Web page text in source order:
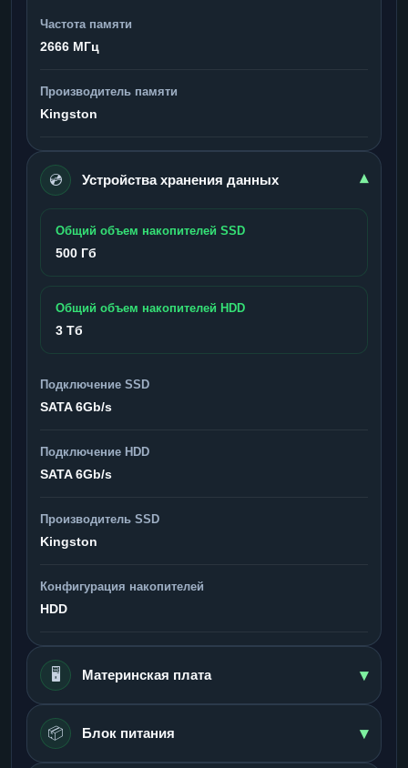
Частота памяти
2666 МГц
Производитель памяти
Kingston
💿 Устройства хранения данных ▾
Общий объем накопителей SSD
500 Гб
Общий объем накопителей HDD
3 Тб
Подключение SSD
SATA 6Gb/s
Подключение HDD
SATA 6Gb/s
Производитель SSD
Kingston
Конфигурация накопителей
HDD
🖥️ Материнская плата ▾
📦 Блок питания ▾